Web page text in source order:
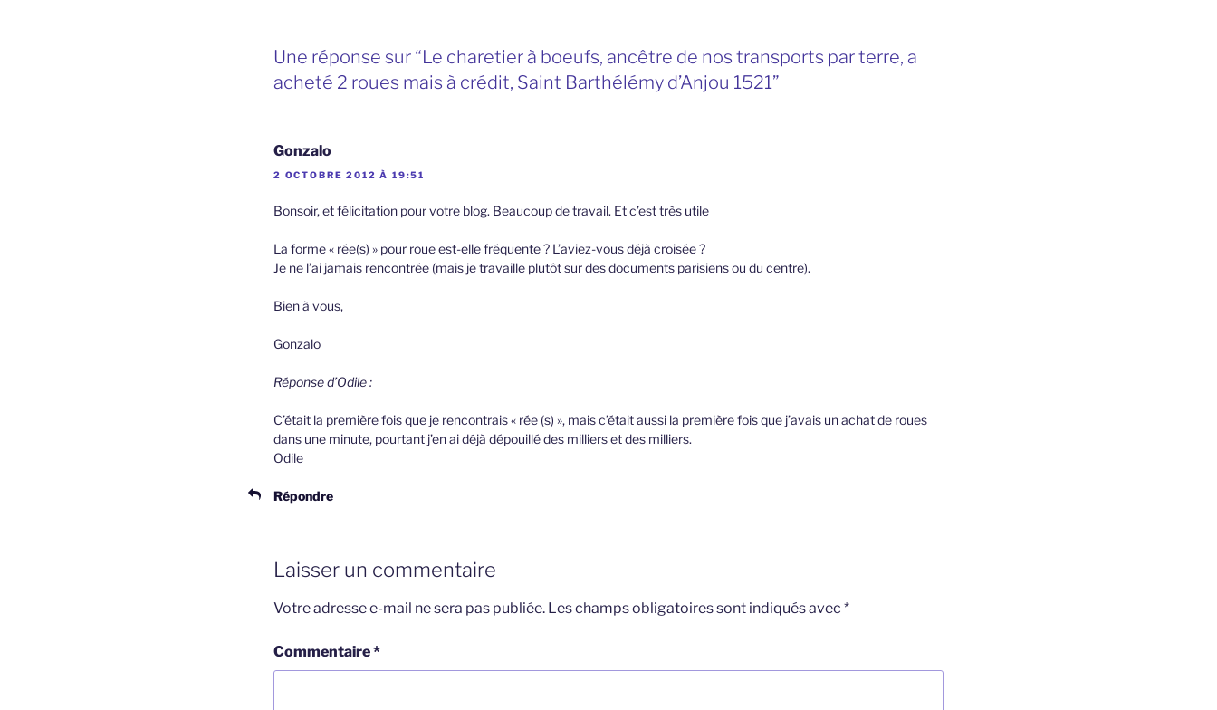
Une réponse sur “Le charetier à boeufs, ancêtre de nos transports par terre, a
acheté 2 roues mais à crédit, Saint Barthélémy d’Anjou 1521”
Gonzalo
2 OCTOBRE 2012 À 19:51
Bonsoir, et félicitation pour votre blog. Beaucoup de travail. Et c’est très utile
La forme « rée(s) » pour roue est-elle fréquente ? L’aviez-vous déjà croisée ?
Je ne l’ai jamais rencontrée (mais je travaille plutôt sur des documents parisiens ou du centre).
Bien à vous,
Gonzalo
Réponse d’Odile :
C’était la première fois que je rencontrais « rée (s) », mais c’était aussi la première fois que j’avais un achat de roues
dans une minute, pourtant j’en ai déjà dépouillé des milliers et des milliers.
Odile
Répondre
Laisser un commentaire
Votre adresse e-mail ne sera pas publiée. Les champs obligatoires sont indiqués avec *
Commentaire*